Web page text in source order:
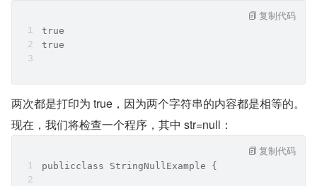
true
true
复制代码
两次都是打印为 true，因为两个字符串的内容都是相等的。
现在，我们将检查一个程序，其中 str=null：
publicclass StringNullExample {
复制代码